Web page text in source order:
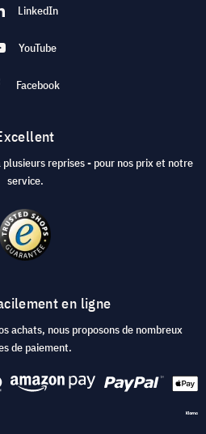
LinkedIn
YouTube
Facebook
plusieurs reprises - pour nos prix et notre
service.
en ligne
achats, nous proposons de nombreux
de paiement.